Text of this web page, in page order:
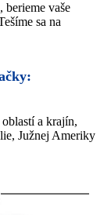
vaše
sa na
a krajín,
Južnej Ameriky